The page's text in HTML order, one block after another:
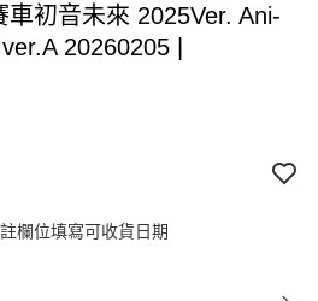
初音未來 2025Ver. Ani-
20260205 |
欄位填寫可收貨日期